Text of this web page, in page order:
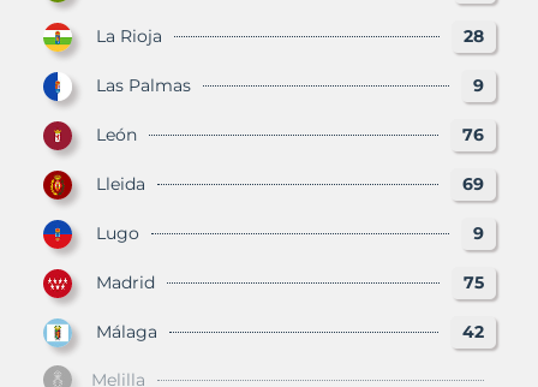
La Rioja 28
Las Palmas 9
León 76
Lleida 69
Lugo 9
Madrid 75
Málaga 42
Melilla